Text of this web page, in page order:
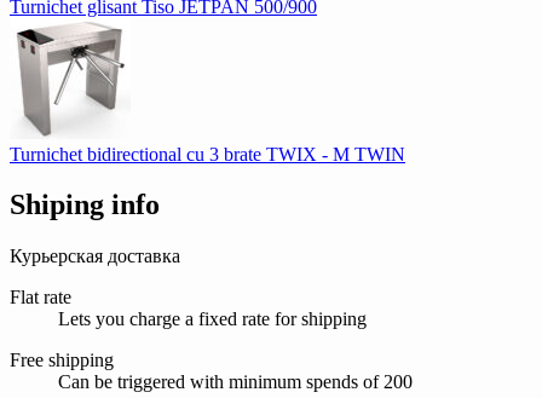
Turnichet glisant Tiso JETPAN 500/900
Turnichet bidirectional cu 3 brate TWIX - М TWIN
Shiping info
Курьерская доставка
Flat rate
Lets you charge a fixed rate for shipping
Free shipping
Can be triggered with minimum spends of 200